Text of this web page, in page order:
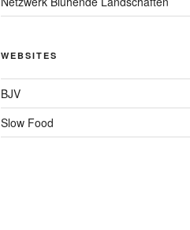
WEBSITES
BJV
Slow Food